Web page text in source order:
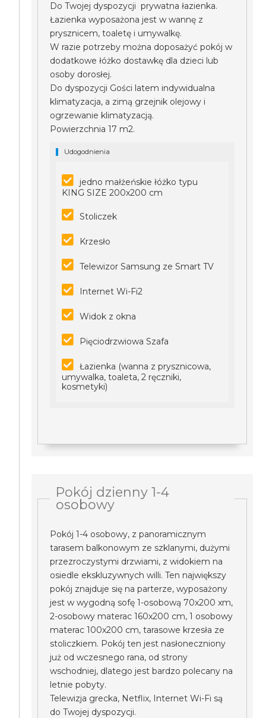
Do Twojej dyspozycji prywatna łazienka.
Łazienka wyposażona jest w wannę z
prysznicem, toaletę i umywalkę.
W razie potrzeby można doposażyć pokój w
dodatkowe łóżko dostawkę dla dzieci lub
osoby dorosłej.
Do dyspozycji Gości latem indywidualna
klimatyzacja, a zimą grzejnik olejowy i
ogrzewanie klimatyzacją.
Powierzchnia 17 m2.
Udogodnienia
jedno małżeńskie łóżko typu
KING SIZE 200x200 cm
Stoliczek
Krzesło
Telewizor Samsung ze Smart TV
Internet Wi-Fi2
Widok z okna
Pięciodrzwiowa Szafa
Łazienka (wanna z prysznicowa,
umywalka, toaleta, 2 ręczniki,
kosmetyki)
Pokój dzienny 1-4
osobowy
Pokój 1-4 osobowy, z panoramicznym
tarasem balkonowym ze szklanymi, dużymi
przezroczystymi drzwiami, z widokiem na
osiedle ekskluzywnych willi. Ten największy
pokój znajduje się na parterze, wyposażony
jest w wygodną sofę 1-osobową 70x200 xm,
2-osobowy materac 160x200 cm, 1 osobowy
materac 100x200 cm, tarasowe krzesła ze
stoliczkiem. Pokój ten jest nasłoneczniony
już od wczesnego rana, od strony
wschodniej, dlatego jest bardzo polecany na
letnie pobyty.
Telewizja grecka, Netflix, Internet Wi-Fi są
do Twojej dyspozycji.